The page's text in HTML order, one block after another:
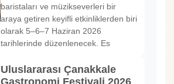
baristaları ve müzikseverleri bir
araya getiren keyifli etkinliklerden biri
olarak 5–6–7 Haziran 2026
tarihlerinde düzenlenecek. Es
Uluslararası Çanakkale